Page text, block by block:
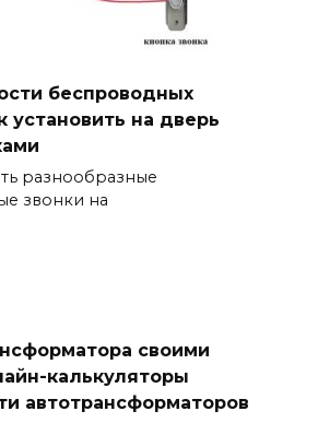
беспроводных
установить на дверь
разнообразные
звонки на
своими
калькуляторы
автотрансформаторов